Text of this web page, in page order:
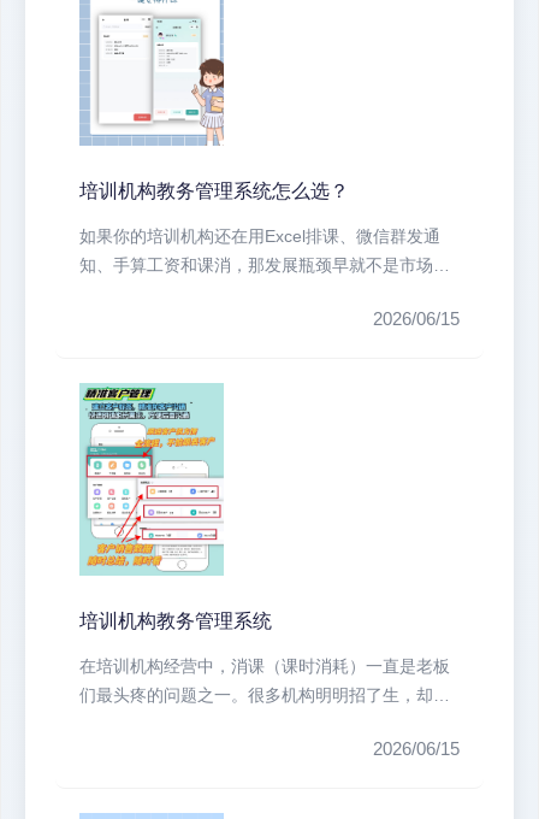
培训机构教务管理系统怎么选？
如果你的培训机构还在用Excel排课、微信群发通
知、手算工资和课消，那发展瓶颈早就不是市场，
2026/06/15
培训机构教务管理系统
在培训机构经营中，消课（课时消耗）一直是老板
们最头疼的问题之一。很多机构明明招了生，却因
2026/06/15